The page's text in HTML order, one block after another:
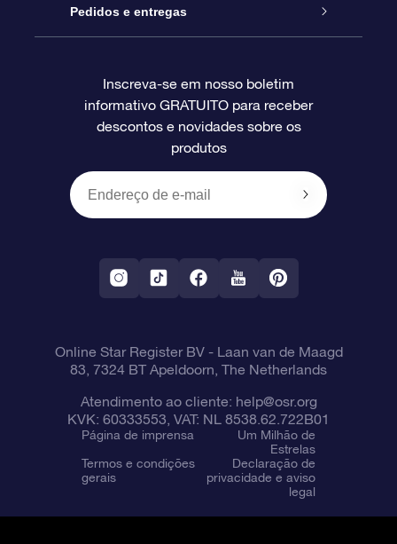
Blog
Avaliações
Pacote de presente da OSR
O cartão de presente da OSR
Presentes corporativos
Star Register
Página estelar personalizada
Um Milhão de Estrelas
OSR Starsaver
Aplicativo RV Fly me to the stars
Pedidos e entregas
Informações de pagamento
Política de devolução
Constelações
Inscreva-se em nosso boletim
informativo GRATUITO para receber
descontos e novidades sobre os
produtos
Online Star Register BV- Laan van de Maagd
83, 7324 BT Apeldoorn, The Netherlands
Atendimento ao cliente: help@osr.org
KVK: 60333553, VAT: NL 8538.62.722B01
Página de imprensa
Um Milhão de
Estrelas
Termos e condições
gerais
Declaração de
privacidade e aviso
legal